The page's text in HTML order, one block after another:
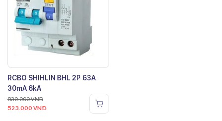
RCBO SHIHLIN BHL 2P 63A
30mA 6kA
830.000VNĐ
523.000 VNĐ